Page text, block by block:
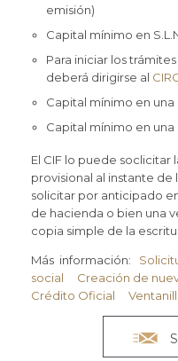
emisión)
Capital mínimo en
Para iniciar los
deberá dirigirse al
Capital mínimo en una
Capital mínimo en una
El CIF lo puede
provisional al instante
solicitar por anticipado
de hacienda o bien una
copia simple de la
Más información:
social
Creación de
Crédito Oficial
